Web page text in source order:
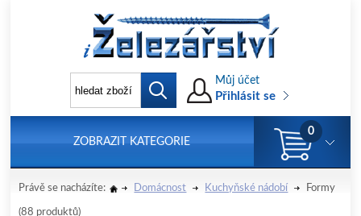
Můj účet
Přihlásit se
ZOBRAZIT KATEGORIE
0
Právě se nacházíte: Domácnost Kuchyňské nádobí Formy
(88 produktů)